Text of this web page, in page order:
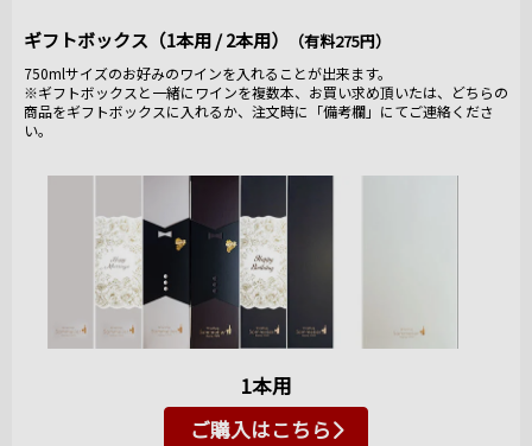
ギフトボックス（1本用 / 2本用） （有料275円）
750mlサイズのお好みのワインを入れることが出来ます。
※ギフトボックスと一緒にワインを複数本、お買い求め頂いたは、どちらの
商品をギフトボックスに入れるか、注文時に「備考欄」にてご連絡くださ
い。
1本用
ご購入はこちら